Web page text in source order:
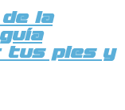
la
tus pies y